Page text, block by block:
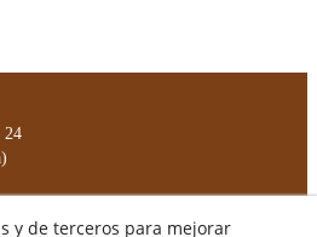
24
y de terceros para mejorar